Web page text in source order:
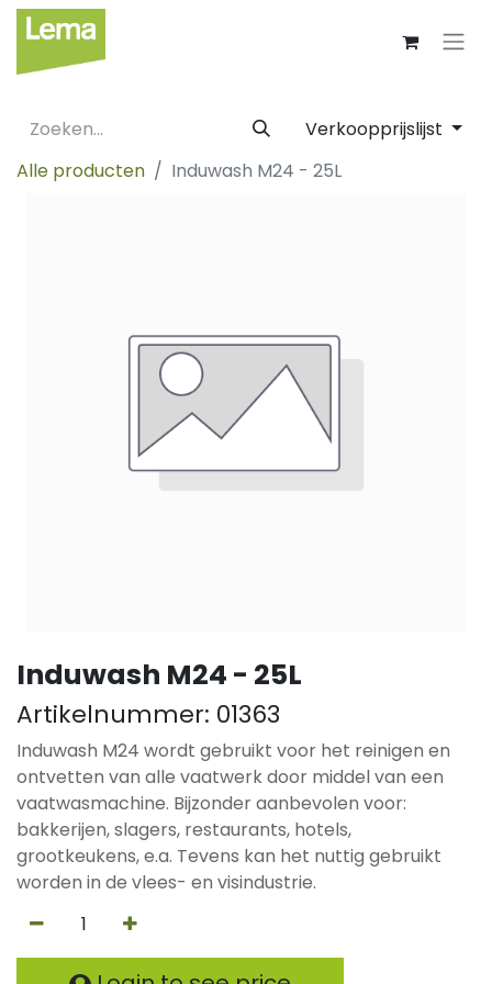
Verkoopprijslijst
Alle producten
Induwash M24 - 25L
Induwash M24 - 25L
Artikelnummer: 01363
Induwash M24 wordt gebruikt voor het reinigen en
ontvetten van alle vaatwerk door middel van een
vaatwasmachine. Bijzonder aanbevolen voor:
bakkerijen, slagers, restaurants, hotels,
grootkeukens, e.a. Tevens kan het nuttig gebruikt
worden in de vlees- en visindustrie.